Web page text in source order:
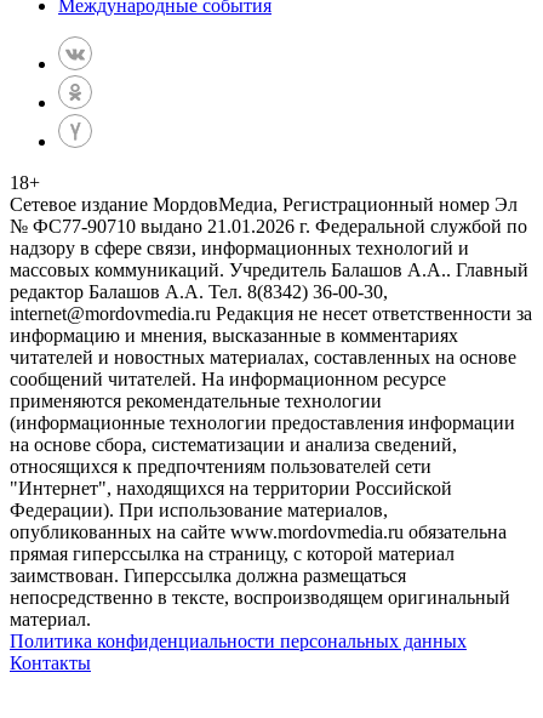
Международные события
18+
Сетевое издание МордовМедиа, Регистрационный номер Эл
№ ФС77-90710 выдано 21.01.2026 г. Федеральной службой по
надзору в сфере связи, информационных технологий и
массовых коммуникаций. Учредитель Балашов А.А.. Главный
редактор Балашов А.А. Тел. 8(8342) 36-00-30,
internet@mordovmedia.ru Редакция не несет ответственности за
информацию и мнения, высказанные в комментариях
читателей и новостных материалах, составленных на основе
сообщений читателей. На информационном ресурсе
применяются рекомендательные технологии
(информационные технологии предоставления информации
на основе сбора, систематизации и анализа сведений,
относящихся к предпочтениям пользователей сети
"Интернет", находящихся на территории Российской
Федерации). При использование материалов,
опубликованных на сайте www.mordovmedia.ru обязательна
прямая гиперссылка на страницу, с которой материал
заимствован. Гиперссылка должна размещаться
непосредственно в тексте, воспроизводящем оригинальный
материал.
Политика конфиденциальности персональных данных
Контакты